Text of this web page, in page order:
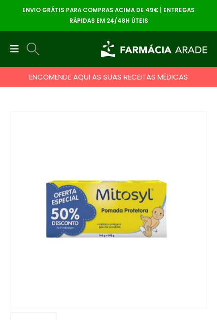
ENVIO GRÁTIS PARA COMPRAS ACIMA DE 49€ | ENTREGAS
RÁPIDAS EM 24/48H ÚTEIS
ENCOMENDE AQUI AS SUAS RECEITAS MÉDICAS